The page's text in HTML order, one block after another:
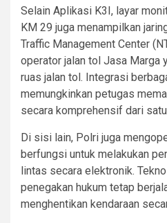
Selain Aplikasi K3I, layar
KM 29 juga menampilkan
Traffic Management Center
operator jalan tol Jasa Marga
ruas jalan tol. Integrasi
memungkinkan petugas
secara komprehensif dari
Di sisi lain, Polri juga
berfungsi untuk melakukan
lintas secara elektronik.
penegakan hukum tetap
menghentikan kendaraan